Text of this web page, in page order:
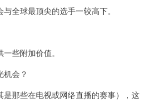
全球最顶尖的选手一较高下。
些附加价值。
机会？
那些在电视或网络直播的赛事），这